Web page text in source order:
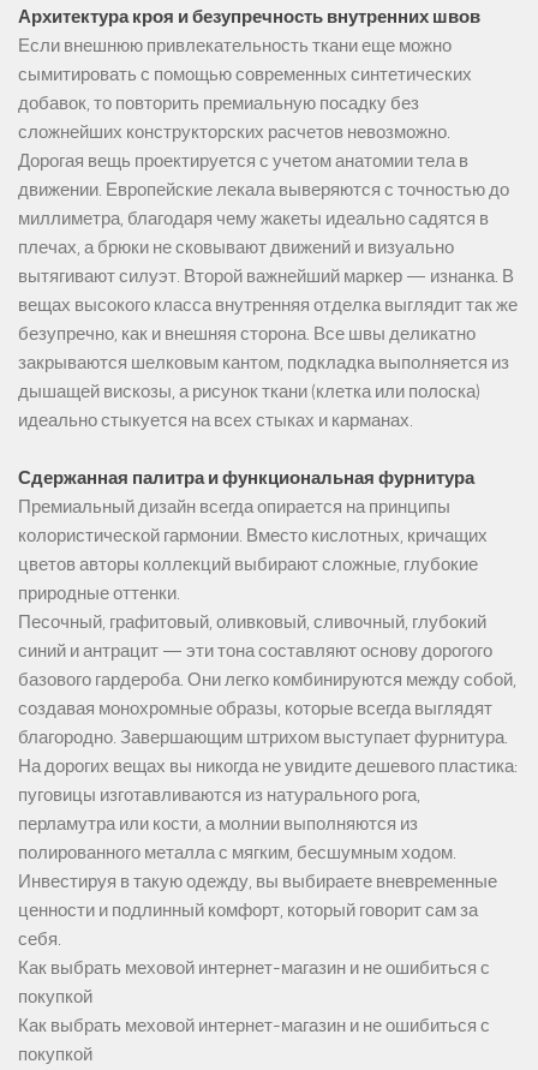
Архитектура кроя и безупречность внутренних швов
Если внешнюю привлекательность ткани еще можно
сымитировать с помощью современных синтетических
добавок, то повторить премиальную посадку без
сложнейших конструкторских расчетов невозможно.
Дорогая вещь проектируется с учетом анатомии тела в
движении. Европейские лекала выверяются с точностью до
миллиметра, благодаря чему жакеты идеально садятся в
плечах, а брюки не сковывают движений и визуально
вытягивают силуэт. Второй важнейший маркер — изнанка. В
вещах высокого класса внутренняя отделка выглядит так же
безупречно, как и внешняя сторона. Все швы деликатно
закрываются шелковым кантом, подкладка выполняется из
дышащей вискозы, а рисунок ткани (клетка или полоска)
идеально стыкуется на всех стыках и карманах.
Сдержанная палитра и функциональная фурнитура
Премиальный дизайн всегда опирается на принципы
колористической гармонии. Вместо кислотных, кричащих
цветов авторы коллекций выбирают сложные, глубокие
природные оттенки.
Песочный, графитовый, оливковый, сливочный, глубокий
синий и антрацит — эти тона составляют основу дорогого
базового гардероба. Они легко комбинируются между собой,
создавая монохромные образы, которые всегда выглядят
благородно. Завершающим штрихом выступает фурнитура.
На дорогих вещах вы никогда не увидите дешевого пластика:
пуговицы изготавливаются из натурального рога,
перламутра или кости, а молнии выполняются из
полированного металла с мягким, бесшумным ходом.
Инвестируя в такую одежду, вы выбираете вневременные
ценности и подлинный комфорт, который говорит сам за
себя.
Как выбрать меховой интернет-магазин и не ошибиться с
покупкой
Как выбрать меховой интернет-магазин и не ошибиться с
покупкой